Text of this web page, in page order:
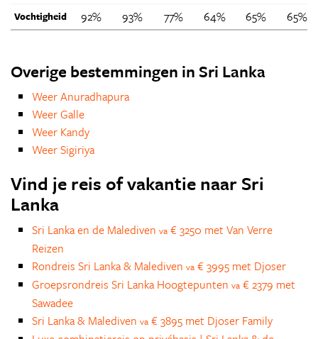
Vochtigheid 92% 93% 77% 64% 65% 65%
Overige bestemmingen in Sri Lanka
Weer Anuradhapura
Weer Galle
Weer Kandy
Weer Sigiriya
Vind je reis of vakantie naar Sri
Lanka
Sri Lanka en de Malediven va € 3250 met Van Verre
Reizen
Rondreis Sri Lanka & Malediven va € 3995 met Djoser
Groepsrondreis Sri Lanka Hoogtepunten va € 2379 met
Sawadee
Sri Lanka & Malediven va € 3895 met Djoser Family